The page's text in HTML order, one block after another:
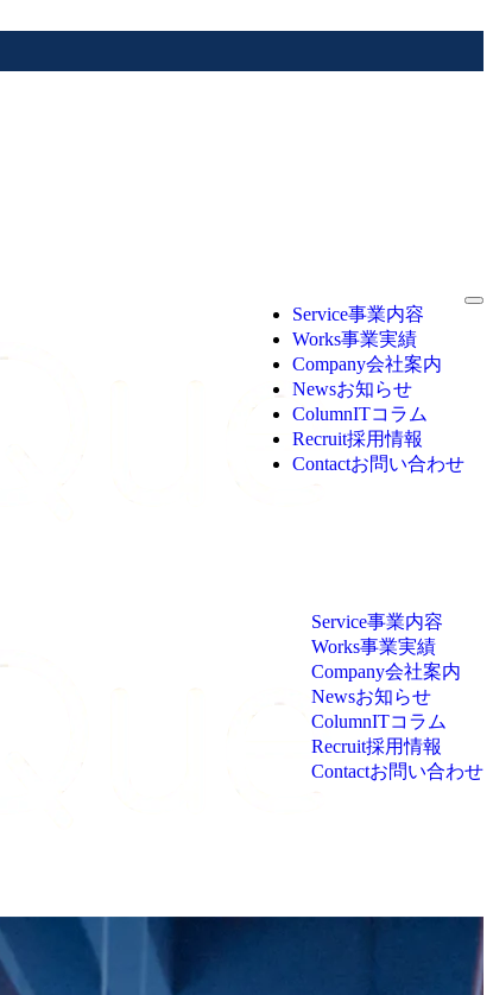
Service事業内容
Works事業実績
Company会社案内
Newsお知らせ
ColumnITコラム
Recruit採用情報
Contactお問い合わせ
Service事業内容
Works事業実績
Company会社案内
Newsお知らせ
ColumnITコラム
Recruit採用情報
Contactお問い合わせ